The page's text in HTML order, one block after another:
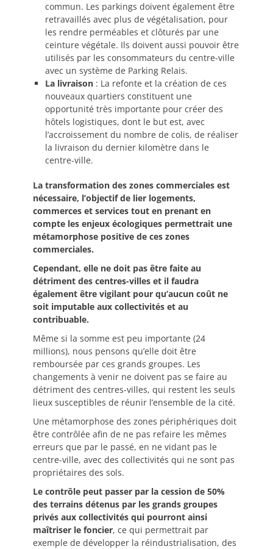
commun. Les parkings doivent également être
retravaillés avec plus de végétalisation, pour
les rendre perméables et clôturés par une
ceinture végétale. Ils doivent aussi pouvoir être
utilisés par les consommateurs du centre-ville
avec un système de Parking Relais.
La livraison : La refonte et la création de ces
nouveaux quartiers constituent une
opportunité très importante pour créer des
hôtels logistiques, dont le but est, avec
l’accroissement du nombre de colis, de réaliser
la livraison du dernier kilomètre dans le
centre-ville.
La transformation des zones commerciales est
nécessaire, l’objectif de lier logements,
commerces et services tout en prenant en
compte les enjeux écologiques permettrait une
métamorphose positive de ces zones
commerciales.
Cependant, elle ne doit pas être faite au
détriment des centres-villes et il faudra
également être vigilant pour qu’aucun coût ne
soit imputable aux collectivités et au
contribuable.
Même si la somme est peu importante (24
millions), nous pensons qu’elle doit être
remboursée par ces grands groupes. Les
changements à venir ne doivent pas se faire au
détriment des centres-villes, qui restent les seuls
lieux susceptibles de réunir l’ensemble de la cité.
Une métamorphose des zones périphériques doit
être contrôlée afin de ne pas refaire les mêmes
erreurs que par le passé, en ne vidant pas le
centre-ville, avec des collectivités qui ne sont pas
propriétaires des sols.
Le contrôle peut passer par la cession de 50%
des terrains détenus par les grands groupes
privés aux collectivités qui pourront ainsi
maîtriser le foncier, ce qui permettrait par
exemple de développer la réindustrialisation, des